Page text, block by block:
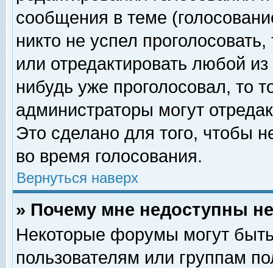
сообщения в теме
никто не успел
или отредактировать любой
нибудь уже проголосовал, то
администраторы могут
Это сделано для того, чтобы
во время голосования.
Вернуться наверх
» Почему мне недоступны
Некоторые форумы могут
пользователям или группам